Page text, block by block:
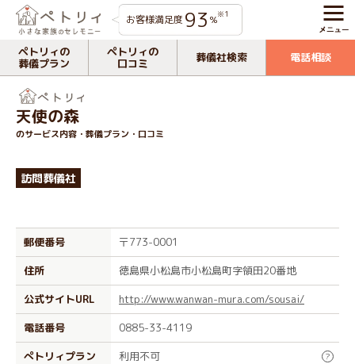
お客様満足度 93 %※1
ペトリィの
葬儀プラン
ペトリィの
口コミ
葬儀社検索 電話相談
天使の森
のサービス内容・葬儀プラン・口コミ
訪問葬儀社
郵便番号
〒773-0001
住所
徳島県小松島市小松島町字領田20番地
公式サイトURL
http://www.wanwan-mura.com/sousai/
電話番号
0885-33-4119
ぺトリィプラン
利用不可 ?